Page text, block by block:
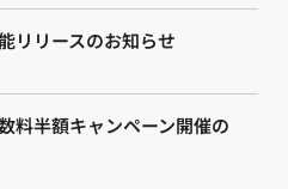
リリースのお知らせ
料半額キャンペーン開催の